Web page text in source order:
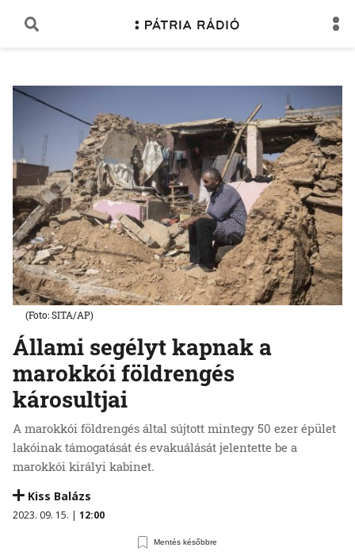
Állami segélyt kapnak a
marokkói földrengés
károsultjai
A marokkói földrengés által sújtott mintegy 50 ezer épület
lakóinak támogatását és evakuálását jelentette be a
marokkói királyi kabinet.
Kiss Balázs
2023. 09. 15. | 12:00
Mentés későbbre
(Foto: SITA/AP)